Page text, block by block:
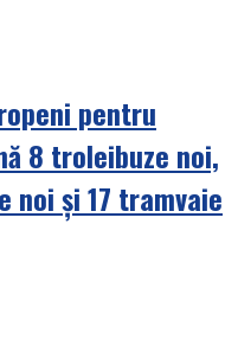
pentru
8 troleibuze noi,
noi și 17 tramvaie